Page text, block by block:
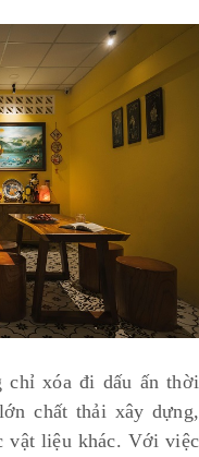
chỉ xóa đi dấu ấn thời
chất thải xây dựng,
vật liệu khác. Với việc